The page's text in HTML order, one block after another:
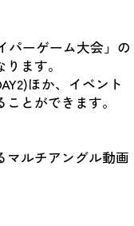
パーゲーム大会」の
ます。
ほか、イベント
とができます。
マルチアングル動画